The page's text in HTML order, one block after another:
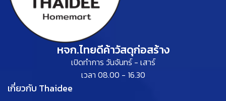
หจก.ไทยดีค้าวัสดุก่อสร้าง
เปิดทำการ วันจันทร์ - เสาร์
เวลา 08.00 - 16.30
เกี่ยวกับ Thaidee